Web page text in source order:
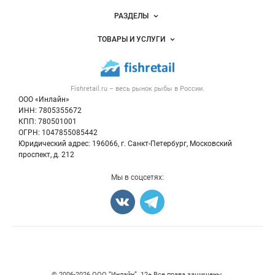
Fishretail.ru – весь рынок рыбы в России.
ООО «Инлайн»
ИНН: 7805355672
КПП: 780501001
ОГРН: 1047855085442
Юридический адрес: 196066, г. Санкт-Петербург, Московский
проспект, д. 212
Новости Fishretail.ru
Размещение рекламы
Публичная оферта
Контактная информация
Политика обработки персональных данных
РАЗДЕЛЫ
Объявления
Новости рынка
Блог
ТОВАРЫ И УСЛУГИ
Рыба
Икра
Мы в соцсетях: